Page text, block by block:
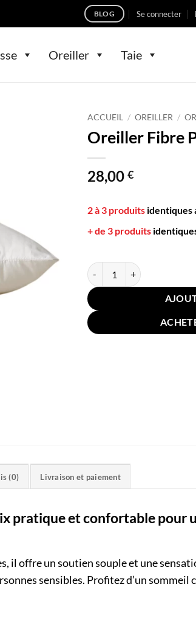
BLOG Se connecter
Oreiller Taie
ACCUEIL / OREILLER /
Oreiller Fibre
28,00 €
2 à 3 produits identiques
+ de 3 produits
quantité de Oreiller Fibre
(0) Livraison et paiement
pratique et confortable pour
il offre un soutien souple et une
sensibles. Profitez d’un sommeil